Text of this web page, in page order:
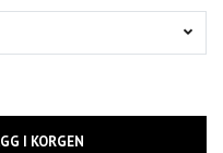
I KORGEN